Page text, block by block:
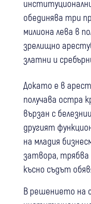
обединява три
милиона лева в
зрелищно
златни и
Докато е в
получава остра
вързан с
другият
на младия
затвора, трябва
късно съдът
В решението на